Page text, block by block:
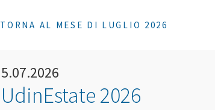
TORNA AL MESE DI LUGLIO 2026
5.07.2026
UdinEstate 2026